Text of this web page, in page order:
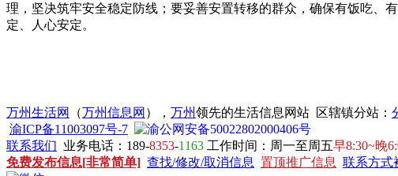
理，坚决筑牢安全稳定防线；要妥善安置转移的群众，确保有饭吃、
定、人心安定。
万州生活网 （万州信息网 ）， 万州领先的生活信息网站 区辖镇分站：
渝ICP备11003097号-7
渝公网安备50022802000406号
联系我们 业务电话：189-8353-1163 工作时间：周一至周五早8:30~晚
免费发布信息[非常简单] 查找/修改/取消信息 置顶推广信息 联系方式